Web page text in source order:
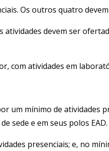
Os outros quatro
devem ser
com atividades em
mínimo de atividades
sede e em seus polos EAD.
presenciais; e, no